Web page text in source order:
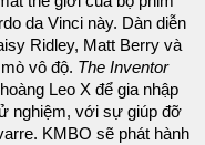
da Vinci này. Dàn diễn
Ridley, Matt Berry và
vô độ. The Inventor
Leo X để gia nhập
nghiệm, với sự giúp đỡ
KMBO sẽ phát hành